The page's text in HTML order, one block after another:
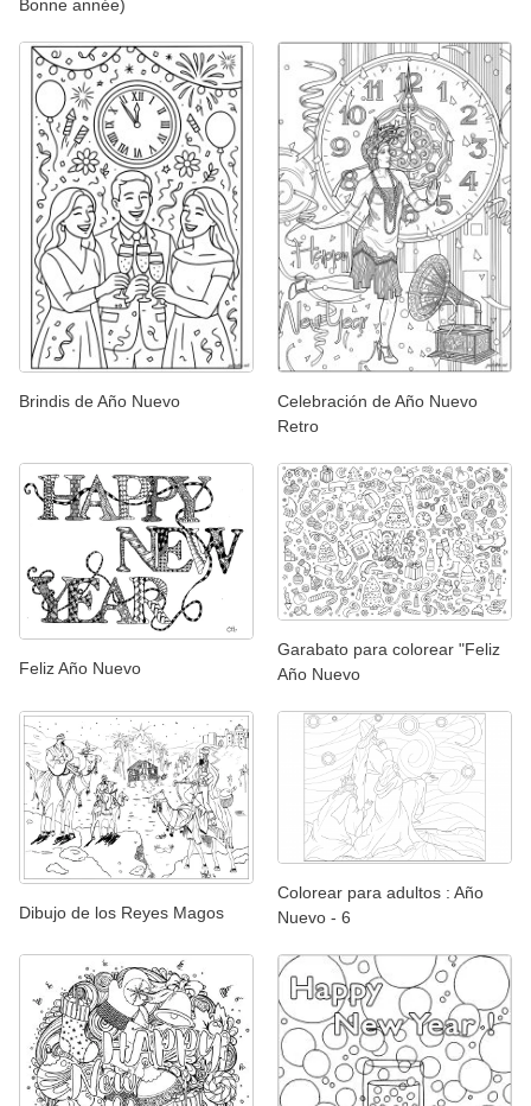
Bonne année)
Brindis de Año Nuevo
Celebración de Año Nuevo
Retro
Feliz Año Nuevo
Garabato para colorear "Feliz
Año Nuevo
Dibujo de los Reyes Magos
Colorear para adultos : Año
Nuevo - 6